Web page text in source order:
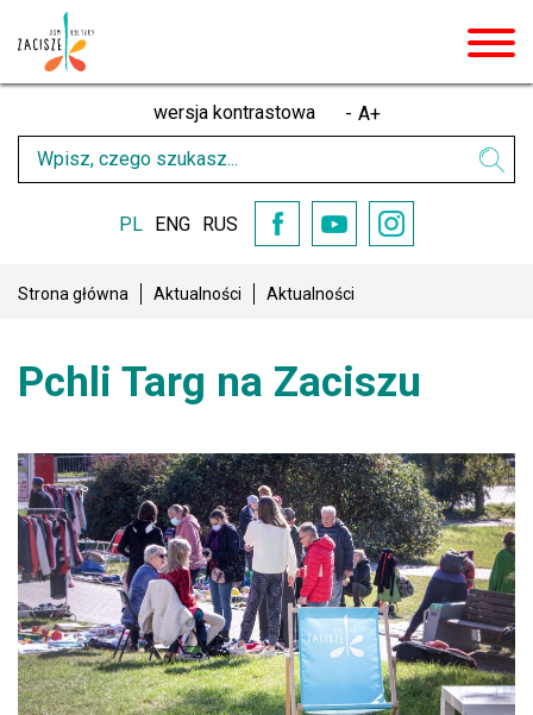
wersja kontrastowa - A+
PL ENG
RUS
FacebookYouTubeInstagram
Strona główna Aktualności Aktualności
Pchli Targ na Zaciszu